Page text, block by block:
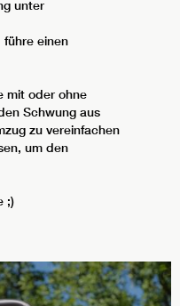
unter
einen
mit oder ohne
Schwung aus
zu vereinfachen
um den
;)